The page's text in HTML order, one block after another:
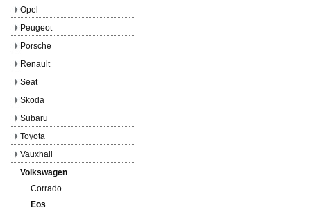
Opel
Peugeot
Porsche
Renault
Seat
Skoda
Subaru
Toyota
Vauxhall
Volkswagen
Corrado
Eos